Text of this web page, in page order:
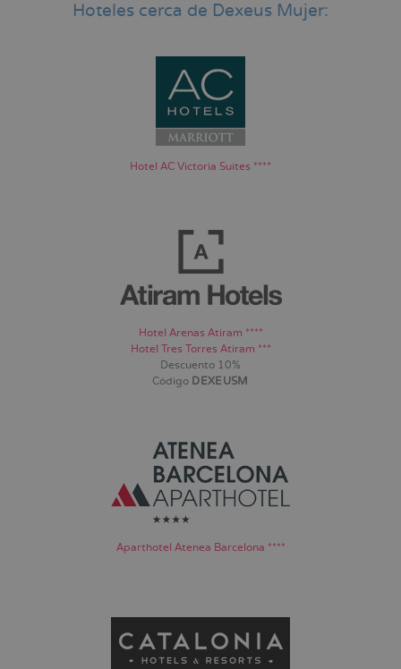
Hoteles cerca de Dexeus Mujer:
Hotel AC Victoria Suites ****
Hotel Arenas Atiram ****
Hotel Tres Torres Atiram ***
Descuento 10%
Código DEXEUSM
Aparthotel Atenea Barcelona ****